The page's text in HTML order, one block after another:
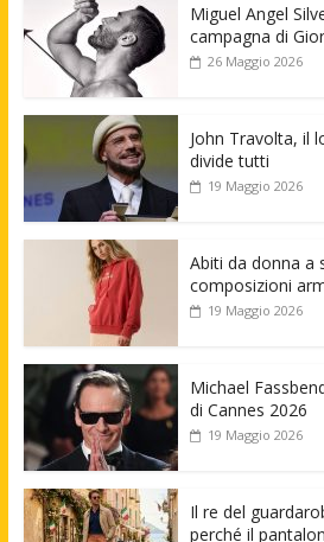
Miguel Angel
campagna di
26 Maggio 2026
John Travolta, il
divide tutti
19 Maggio 2026
Abiti da donna a
composizioni
19 Maggio 2026
Michael
di Cannes 2026
19 Maggio 2026
Il re del
perché il